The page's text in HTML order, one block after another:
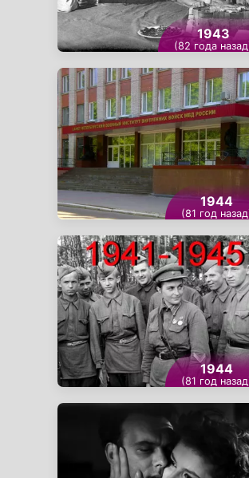
1943
(82 года
1944
(81 год
1944
(81 год